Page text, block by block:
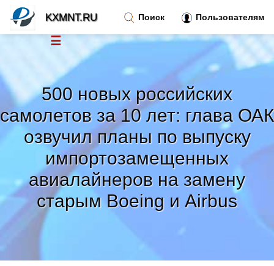
500 новых российских
самолетов за 10 лет: глава ОАК
озвучил планы по выпуску
импортозамещенных
авиалайнеров на замену
старым Boeing и Airbus
Поиск Пользователям
KXMNT.RU
☰
Тренды новостей »
Рубрики»
Правила »
Контакт